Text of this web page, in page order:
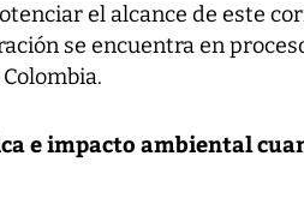
el alcance de este
se encuentra en
e impacto ambiental